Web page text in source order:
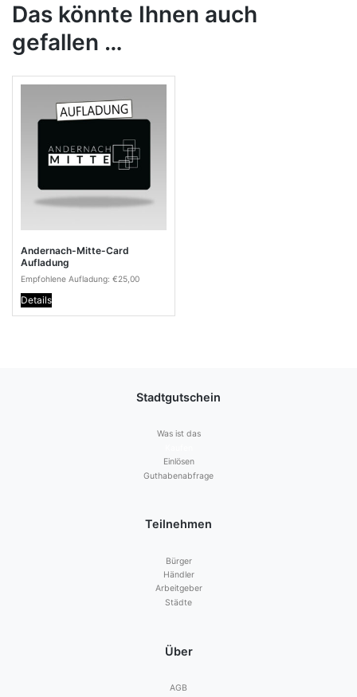
Das könnte Ihnen auch
gefallen …
Andernach-Mitte-Card
Aufladung
Empfohlene Aufladung: €25,00
Details
Stadtgutschein
Was ist das
Einlösen
Guthabenabfrage
Teilnehmen
Bürger
Händler
Arbeitgeber
Städte
Über
AGB